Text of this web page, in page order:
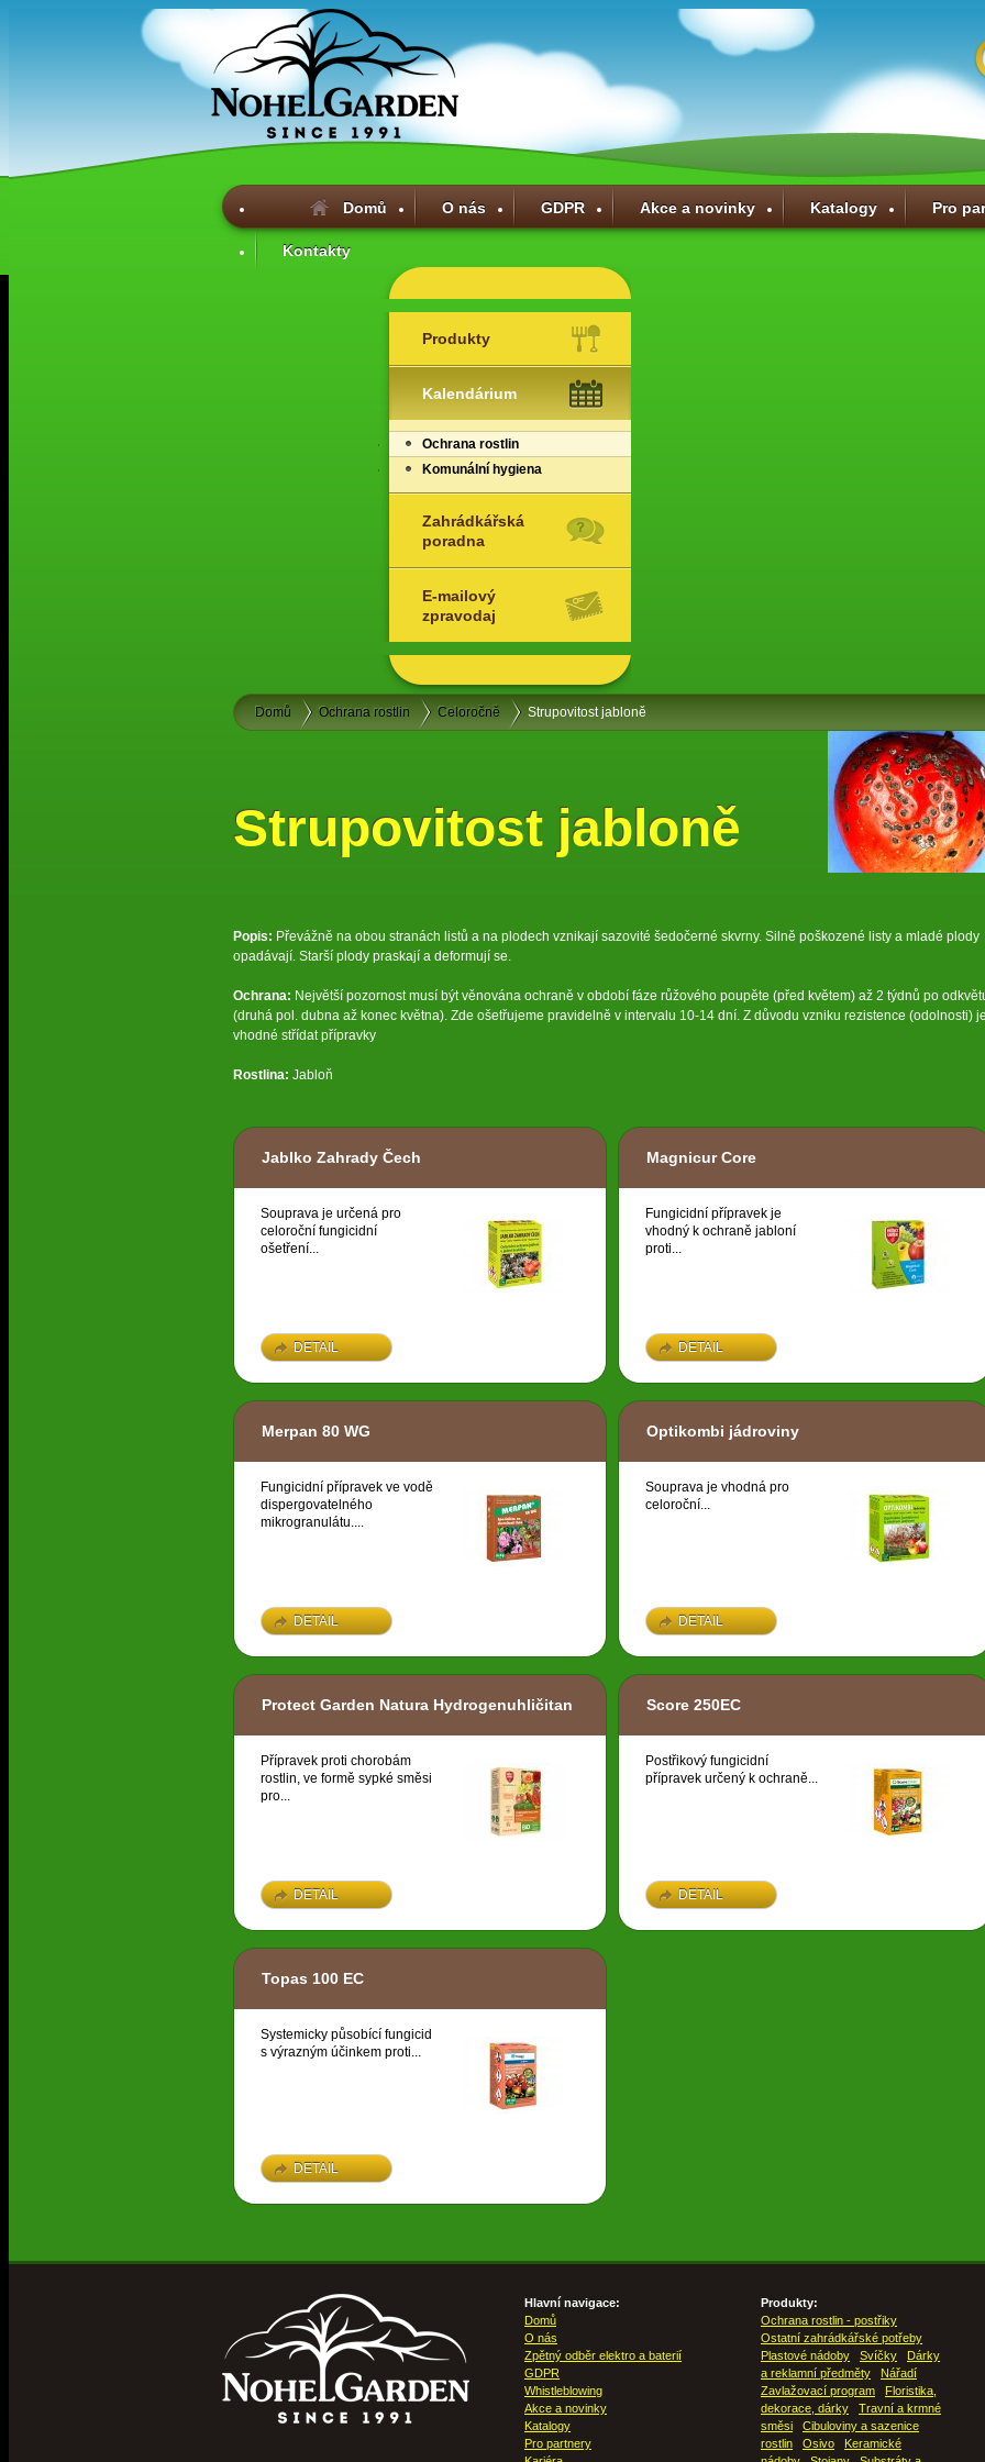
Domů O nás GDPR Akce a novinky Katalogy Pro
Kontakty
Produkty
Kalendárium
Ochrana rostlin
Komunální hygiena
Zahrádkářská
poradna
E-mailový
zpravodaj
Domů Ochrana rostlin Celoročně Strupovitost jabloně
Strupovitost jabloně
Popis: Převážně na obou stranách listů a na plodech vznikají sazovité šedočerné skvrny. Silně poškozené listy a mladé plody
opadávají. Starší plody praskají a deformují se.
Ochrana: Největší pozornost musí být věnována ochraně v období fáze růžového poupěte (před květem) až 2 týdnů po
(druhá pol. dubna až konec května). Zde ošetřujeme pravidelně v intervalu 10-14 dní. Z důvodu vzniku rezistence (odolnosti)
vhodné střídat přípravky
Rostlina: Jabloň
Jablko Zahrady Čech
Souprava je určená pro
celoroční fungicidní
ošetření...
DETAIL
Magnicur Core
Fungicidní přípravek je
vhodný k ochraně jabloní
proti...
DETAIL
Merpan 80 WG
Fungicidní přípravek ve vodě
dispergovatelného
mikrogranulátu....
DETAIL
Optikombi jádroviny
Souprava je vhodná pro
celoroční...
DETAIL
Protect Garden Natura Hydrogenuhličitan
Přípravek proti chorobám
rostlin, ve formě sypké směsi
pro...
DETAIL
Score 250EC
Postřikový fungicidní
přípravek určený k ochraně...
DETAIL
Topas 100 EC
Systemicky působící fungicid
s výrazným účinkem proti...
DETAIL
Hlavní navigace:
Domů
O nás
Zpětný odběr elektro a baterií
GDPR
Whistleblowing
Akce a novinky
Katalogy
Pro partnery
Produkty:
Ochrana rostlin - postřiky
Ostatní zahrádkářské potřeby
Plastové nádoby
Svíčky
Dárky
a reklamní předměty
Nářadí
Zavlažovací program
Floristika,
dekorace, dárky
Travní a krmné
směsi
Cibuloviny a sazenice
rostlin
Osivo
Keramické